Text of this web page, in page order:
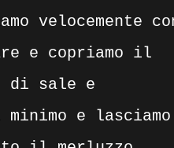
velocemente
e copriamo il
di sale e
e lasciamo